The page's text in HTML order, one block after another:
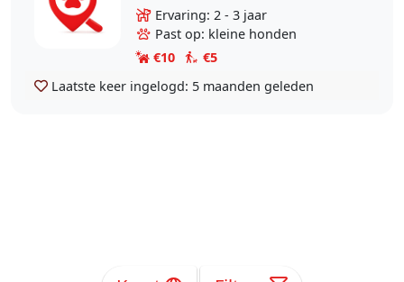
heb best veel ervaring met honden
aangezien ik 2 volwassen honden
en 2 puppys..
Ervaring: 2 - 3 jaar
Past op: kleine honden
€10
€5
Laatste keer ingelogd: 5 maanden geleden